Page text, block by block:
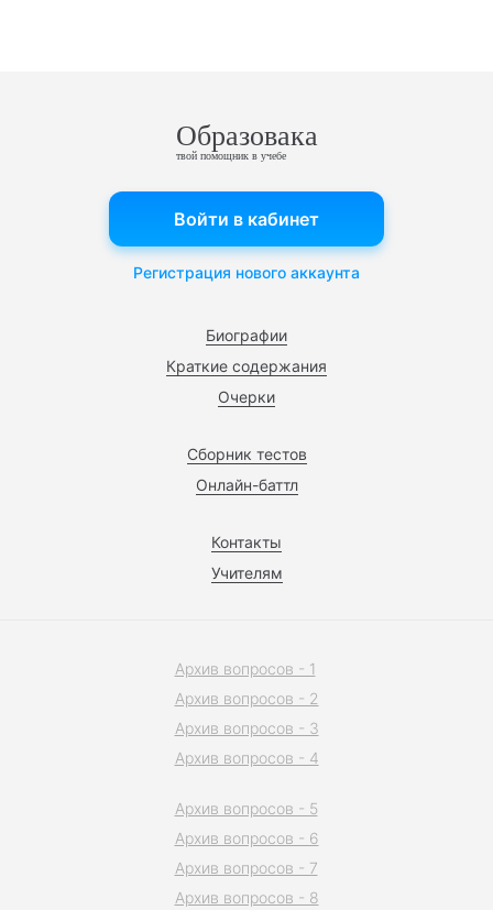
Образовака
твой помощник в учебе
Биографии
Краткие содержания
Очерки
Сборник тестов
Онлайн-баттл
Контакты
Учителям
Войти в кабинет
Регистрация нового аккаунта
Архив вопросов - 1
Архив вопросов - 2
Архив вопросов - 3
Архив вопросов - 4
Архив вопросов - 5
Архив вопросов - 6
Архив вопросов - 7
Архив вопросов - 8